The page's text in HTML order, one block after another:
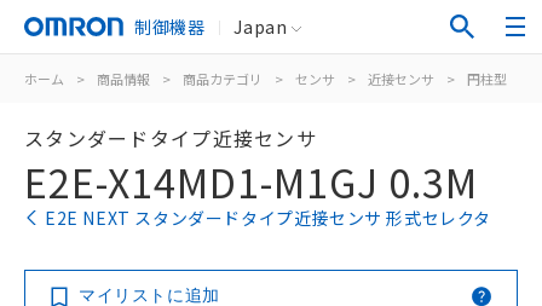
制御機器 Japan
ホーム > 商品情報 > 商品カテゴリ > センサ > 近接センサ > 円柱型
スタンダードタイプ近接センサ
E2E-X14MD1-M1GJ 0.3M
E2E NEXT スタンダードタイプ近接センサ 形式セレクタ
マイリストに追加